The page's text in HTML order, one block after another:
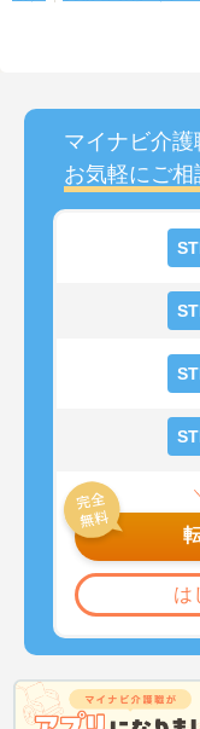
マイナビ介護
お気軽にご相
は